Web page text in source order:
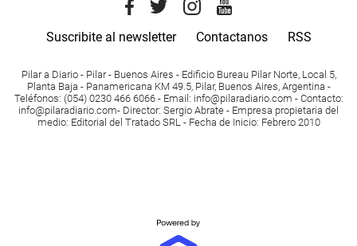
Suscribite al newsletter Contactanos RSS
Pilar a Diario - Pilar - Buenos Aires - Edificio Bureau Pilar Norte, Local 5,
Planta Baja - Panamericana KM 49.5, Pilar, Buenos Aires, Argentina -
Teléfonos: (054) 0230 466 6066 - Email : info@pilaradiario.com - Contacto:
info@pilaradiario.com- Director: Sergio Abrate - Empresa propietaria del
medio: Editorial del Tratado SRL - Fecha de Inicio: Febrero 2010